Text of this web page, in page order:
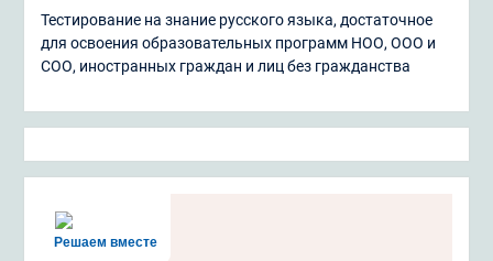
Тестирование на знание русского языка, достаточное
для освоения образовательных программ НОО, ООО и
СОО, иностранных граждан и лиц без гражданства
Решаем вместе